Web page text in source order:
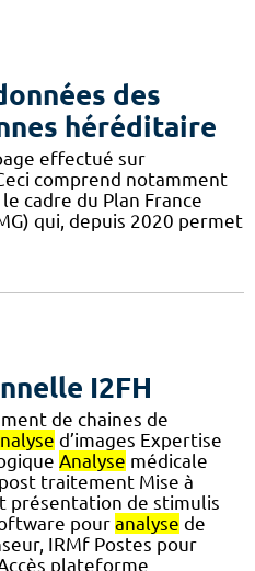
des
héréditaire
effectué sur
comprend notamment
cadre du Plan France
qui, depuis 2020 permet
I2FH
de chaines de
d’images Expertise
Analyse médicale
traitement Mise à
présentation de stimulis
pour analyse de
IRMf Postes pour
plateforme